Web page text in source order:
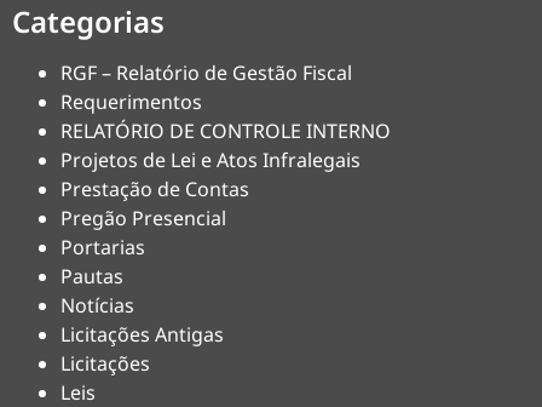
Categorias
RGF – Relatório de Gestão Fiscal
Requerimentos
RELATÓRIO DE CONTROLE INTERNO
Projetos de Lei e Atos Infralegais
Prestação de Contas
Pregão Presencial
Portarias
Pautas
Notícias
Licitações Antigas
Licitações
Leis